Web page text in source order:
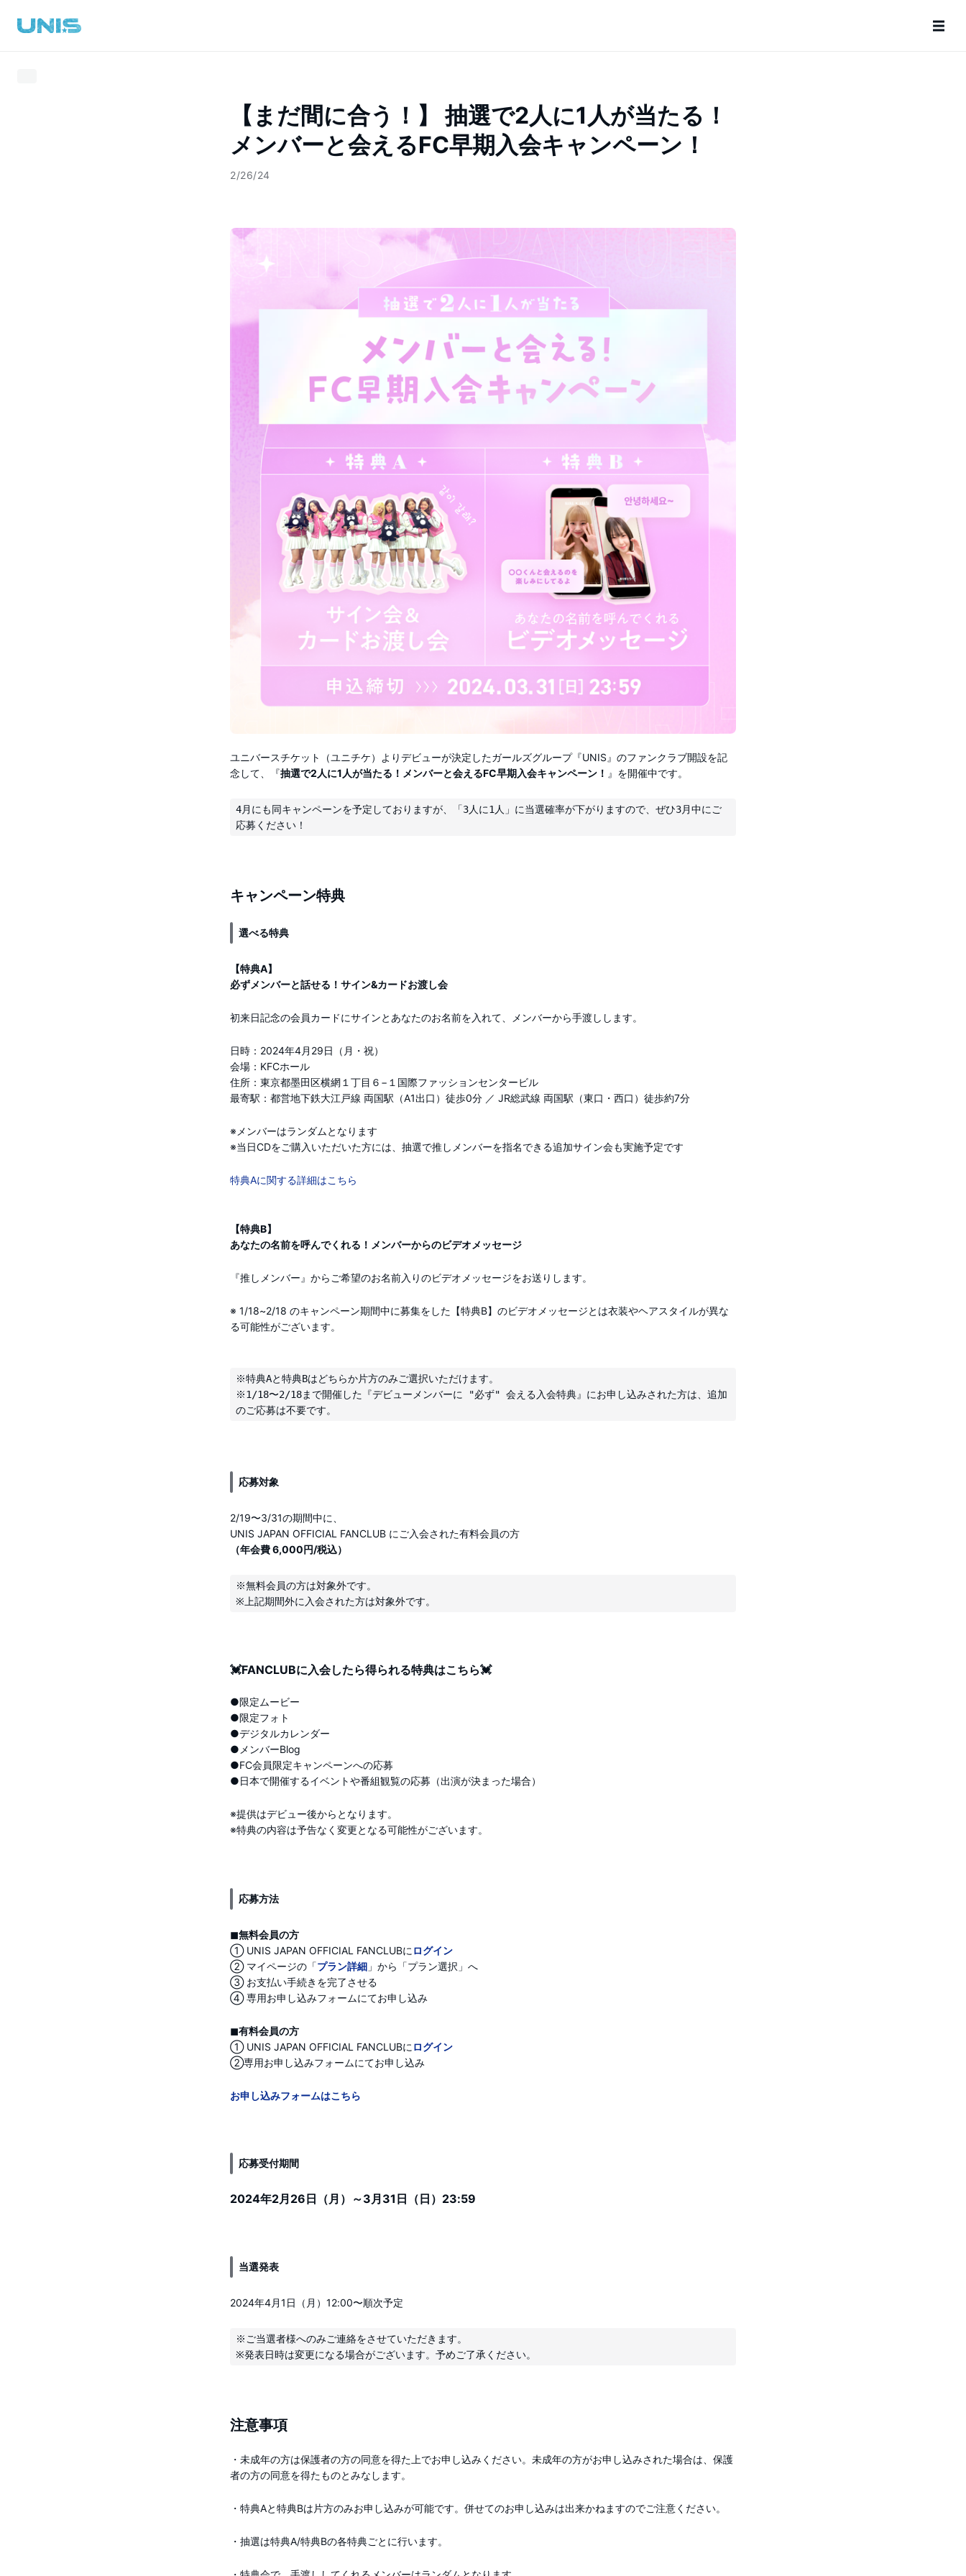
【まだ間に合う！】 抽選で2人に1人が当たる！
メンバーと会えるFC早期入会キャンペーン！
2/26/24
ユニバースチケット（ユニチケ）よりデビューが決定したガールズグループ『UNIS』のファンクラブ開設を記
念して、『抽選で2人に1人が当たる！メンバーと会えるFC早期入会キャンペーン！ 』を開催中です。
4月にも同キャンペーンを予定しておりますが、「3人に1人」に当選確率が下がりますので、ぜひ3月中にご
キャンペーン特典
選べる特典
【特典A】
必ずメンバーと話せる！サイン&カードお渡し会
初来日記念の会員カードにサインとあなたのお名前を入れて、メンバーから手渡しします。
日時：2024年4月29日（月・祝）
会場：KFCホール
住所：東京都墨田区横網１丁目６−１国際ファッションセンタービル
最寄駅：都営地下鉄大江戸線 両国駅（A1出口）徒歩0分 ／ JR総武線 両国駅（東口・西口）徒歩約7分
※メンバーはランダムとなります
※当日CDをご購入いただいた方には、抽選で推しメンバーを指名できる追加サイン会も実施予定です
特典Aに関する詳細はこちら
【特典B】
あなたの名前を呼んでくれる！メンバーからのビデオメッセージ
『推しメンバー』からご希望のお名前入りのビデオメッセージをお送りします。
※ 1/18~2/18 のキャンペーン期間中に募集をした【特典B】のビデオメッセージとは衣装やヘアスタイルが異な
る可能性がございます。
※特典Aと特典Bはどちらか片方のみご選択いただけます。
※1/18〜2/18まで開催した『デビューメンバーに "必ず" 会える入会特典』にお申し込みされた方は、追加
応募対象
2/19〜3/31の期間中に、
UNIS JAPAN OFFICIAL FANCLUB にご入会された有料会員の方
（年会費 6,000円/税込）
※無料会員の方は対象外です。
💓FANCLUBに入会したら得られる特典はこちら💓
●限定ムービー
●限定フォト
●デジタルカレンダー
●メンバーBlog
●FC会員限定キャンペーンへの応募
●日本で開催するイベントや番組観覧の応募（出演が決まった場合）
※提供はデビュー後からとなります。
※特典の内容は予告なく変更となる可能性がございます。
応募方法
◼︎無料会員の方
① UNIS JAPAN OFFICIAL FANCLUBに ログイン
② マイページの「プラン詳細 」から「プラン選択」へ
③ お支払い手続きを完了させる
④ 専用お申し込みフォームにてお申し込み
◼︎有料会員の方
① UNIS JAPAN OFFICIAL FANCLUBに ログイン
②専用お申し込みフォームにてお申し込み
お申し込みフォームはこちら
応募受付期間
2024年2月26日（月）～3月31日（日）23:59
当選発表
2024年4月1日（月）12:00〜順次予定
※ご当選者様へのみご連絡をさせていただきます。
注意事項
・未成年の方は保護者の方の同意を得た上でお申し込みください。未成年の方がお申し込みされた場合は、保護
者の方の同意を得たものとみなします。
・特典Aと特典Bは片方のみお申し込みが可能です。併せてのお申し込みは出来かねますのでご注意ください。
・抽選は特典A/特典Bの各特典ごとに行います。